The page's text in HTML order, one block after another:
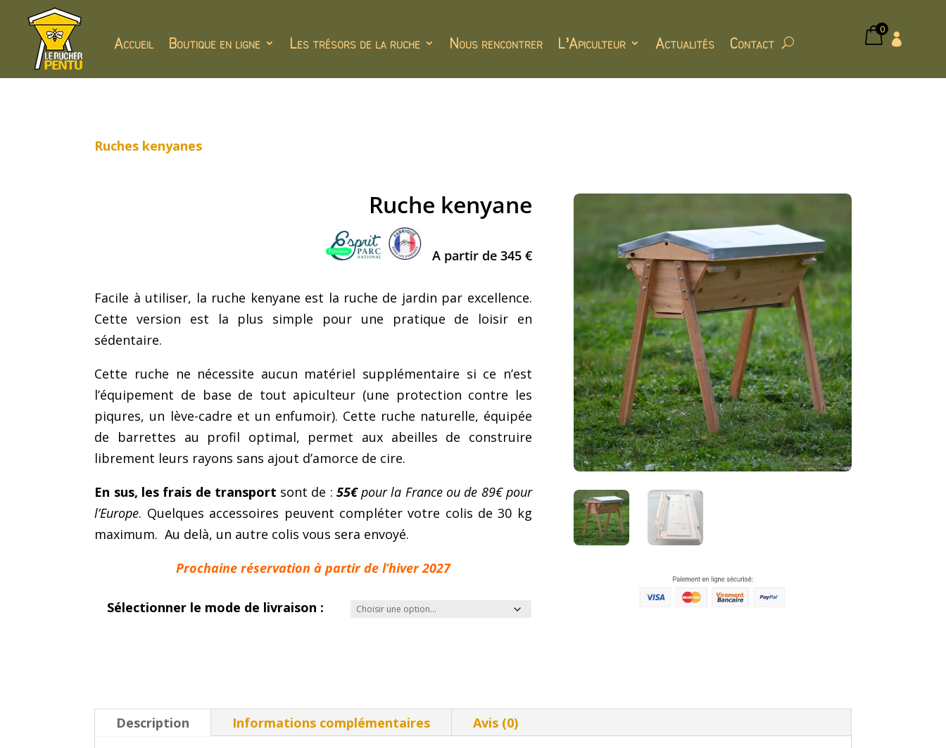
Accueil Boutique en ligne Les trésors de la ruche Nous rencontrer L’Apiculteur Actualités Contact
0

Ruches kenyanes
Ruche kenyane
A partir de 345 €
Facile à utiliser, la ruche kenyane est la ruche de jardin par excellence.
Cette version est la plus simple pour une pratique de loisir en
sédentaire.
Cette ruche ne nécessite aucun matériel supplémentaire si ce n’est
l’équipement de base de tout apiculteur (une protection contre les
piqures, un lève-cadre et un enfumoir). Cette ruche naturelle, équipée
de barrettes au profil optimal, permet aux abeilles de construire
librement leurs rayons sans ajout d’amorce de cire.
En sus, les frais de transport sont de : 55€pour la France ou de 89€ pour
l’Europe. Quelques accessoires peuvent compléter votre colis de 30 kg
maximum. Au delà, un autre colis vous sera envoyé.
Prochaine réservation à partir de l’hiver 2027
Sélectionner le mode de livraison :
Description Informations complémentaires Avis (0)